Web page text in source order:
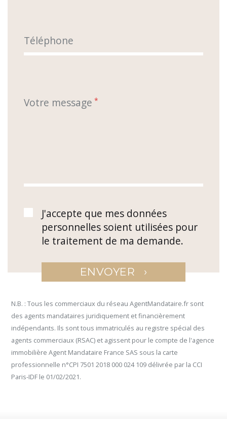
Téléphone
Votre message *
J'accepte que mes données
personnelles soient utilisées pour
le traitement de ma demande.
ENVOYER ›
N.B. : Tous les commerciaux du réseau AgentMandataire.fr sont
des agents mandataires juridiquement et financièrement
indépendants. Ils sont tous immatriculés au registre spécial des
agents commerciaux (RSAC) et agissent pour le compte de l'agence
immobilière Agent Mandataire France SAS sous la carte
professionnelle n°CPI 7501 2018 000 024 109 délivrée par la CCI
Paris-IDF le 01/02/2021.